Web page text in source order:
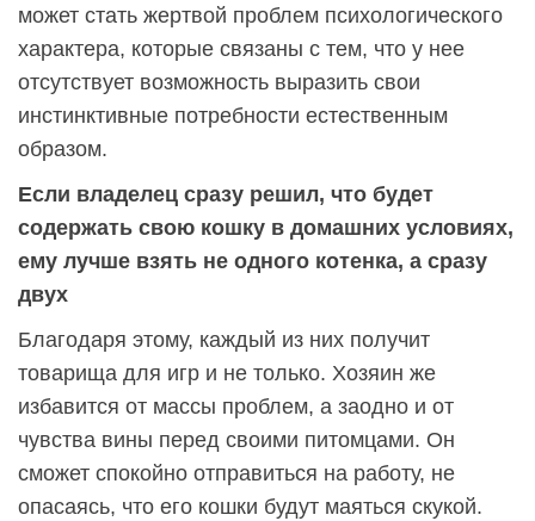
может стать жертвой проблем психологического
характера, которые связаны с тем, что у нее
отсутствует возможность выразить свои
инстинктивные потребности естественным
образом.
Если владелец сразу решил, что будет
содержать свою кошку в домашних условиях,
ему лучше взять не одного котенка, а сразу
двух
Благодаря этому, каждый из них получит
товарища для игр и не только. Хозяин же
избавится от массы проблем, а заодно и от
чувства вины перед своими питомцами. Он
сможет спокойно отправиться на работу, не
опасаясь, что его кошки будут маяться скукой.